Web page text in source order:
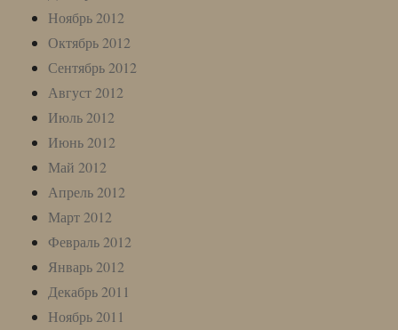
Ноябрь 2012
Октябрь 2012
Сентябрь 2012
Август 2012
Июль 2012
Июнь 2012
Май 2012
Апрель 2012
Март 2012
Февраль 2012
Январь 2012
Декабрь 2011
Ноябрь 2011